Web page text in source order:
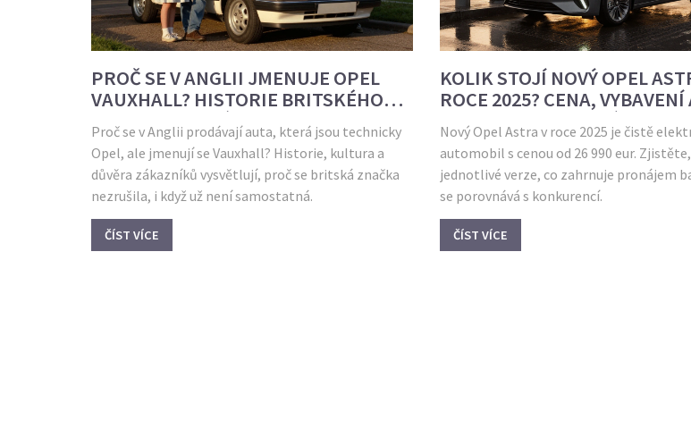
PROČ SE V ANGLII JMENUJE OPEL
VAUXHALL? HISTORIE BRITSKÉHO
AUTOMOBILOVÉHO MARKU
Proč se v Anglii prodávají auta, která jsou technicky
Opel, ale jmenují se Vauxhall? Historie, kultura a
důvěra zákazníků vysvětlují, proč se britská značka
nezrušila, i když už není samostatná.
ČÍST VÍCE
KOLIK STOJÍ NOVÝ OPEL
ROCE 2025? CENA, VYBAVENÍ
DOSTANETE ZA PENÍZE
Nový Opel Astra v roce 2025 je čistě
automobil s cenou od 26 990 eur.
jednotlivé verze, co zahrnuje pronájem
se porovnává s konkurencí.
ČÍST VÍCE